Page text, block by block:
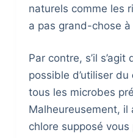
naturels comme les
a pas grand-chose à
Par contre, s’il s’agit
possible d’utiliser du
tous les microbes
Malheureusement, il
chlore supposé